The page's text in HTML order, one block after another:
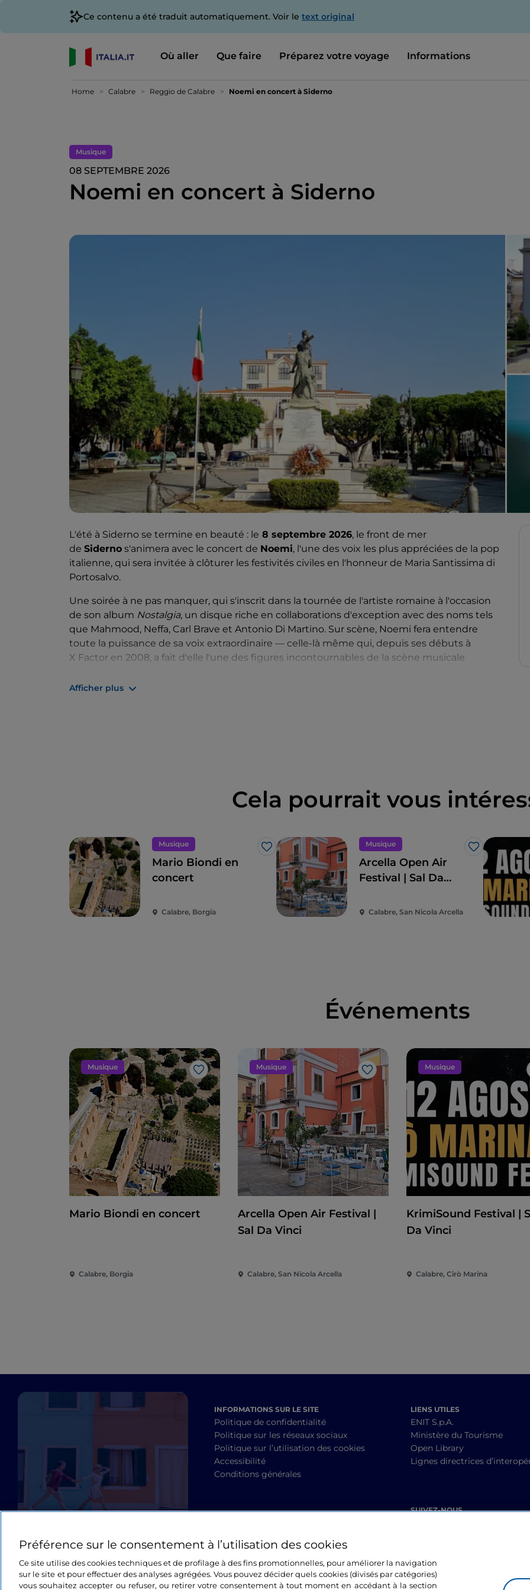
Ce contenu a été traduit automatiquement. Voir le text original
Où aller Que faire Préparez votre voyage Informations
Home Calabre Reggio de Calabre Noemi en concert à Siderno
Musique
08 SEPTEMBRE 2026
Noemi en concert à Siderno
L'été à Siderno se termine en beauté : le 8 septembre 2026, le front de mer
de Siderno s'animera avec le concert de Noemi, l'une des voix les plus appréciées de la pop
italienne, qui sera invitée à clôturer les festivités civiles en l'honneur de Maria Santissima di
Portosalvo.
Une soirée à ne pas manquer, qui s'inscrit dans la tournée de l'artiste romaine à l'occasion
de son album Nostalgia, un disque riche en collaborations d'exception avec des noms tels
que Mahmood, Neffa, Carl Brave et Antonio Di Martino. Sur scène, Noemi fera entendre
toute la puissance de sa voix extraordinaire — celle-là même qui, depuis ses débuts à
X Factor en 2008, a fait d'elle l'une des figures incontournables de la scène musicale
C'est l'occasion idéale de découvrir Siderno et son âme la plus authentique, entre mer,
Afficher plus
Cela pourrait vous
Musique
J’aime
Mario Biondi en
concert
Calabre, Borgia
Musique
J’aime
Arcella Open Air
Festival | Sal Da
Calabre, San Nicola Arcella
Événements
Musique
J’aime
Mario Biondi en concert
Calabre, Borgia
Musique
J’aime
Arcella Open Air Festival |
Sal Da Vinci
Calabre, San Nicola Arcella
Musique
KrimiSound Festival |
Da Vinci
Calabre, Cirò Marina
INFORMATIONS SUR LE SITE
Politique de confidentialité
Politique sur les réseaux sociaux
Politique sur l’utilisation des cookies
Accessibilité
Conditions générales
LIENS UTILES
ENIT S.p.A.
Ministère du Tourisme
Open Library
Lignes directrices
SUIVEZ-NOUS
Préférence sur le consentement à l’utilisation des cookies
Ce site utilise des cookies techniques et de profilage à des fins promotionnelles, pour améliorer la navigation
sur le site et pour effectuer des analyses agrégées. Vous pouvez décider quels cookies (divisés par catégories)
vous souhaitez accepter ou refuser, ou retirer votre consentement à tout moment en accédant à la section